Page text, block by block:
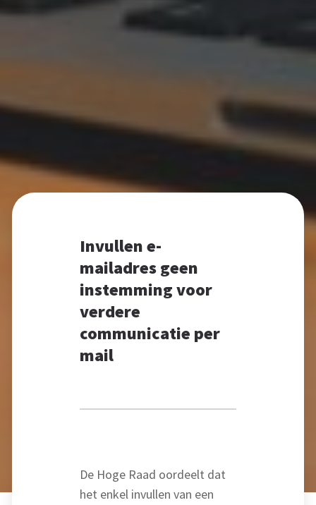
Invullen e-
mailadres geen
instemming voor
verdere
communicatie per
mail
De Hoge Raad oordeelt dat
het enkel invullen van een